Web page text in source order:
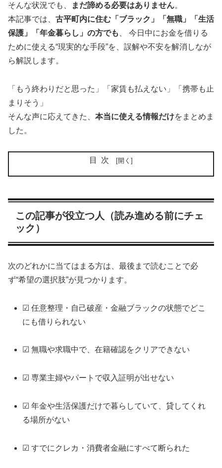
そんな状況でも、 まだ諦める必要はありません。
本記事では、 古平町内に住む「ブラック」「無職」「生活
保護」「年金暮らし」の方でも
、 今日中にお金を借りる
ために使える“現実的な手段”を、誤解や不安を解消しなが
ら解説します。
「もう終わりだと思った」「家賃も払えない」「携帯も止
まりそう」
そんな声に応えてきた、 本当に使える情報だけをまとめま
した。
目次
この記事が役立つ人（読み進める前にチェ
ック）
次のどれかに当てはまる方は、最後まで読むことで必
ず“希望の選択肢”が見つかります。
☑ 任意整理・自己破産・金融ブラックの状態でどこ
にも借りられない
☑ 無職や求職中で、在籍確認をクリアできない
☑ 専業主婦やパートで収入証明が出せない
☑ 年金や生活保護だけで暮らしていて、貸してくれ
る場所がない
☑ すでにクレカ・消費者金融にすべて断られた